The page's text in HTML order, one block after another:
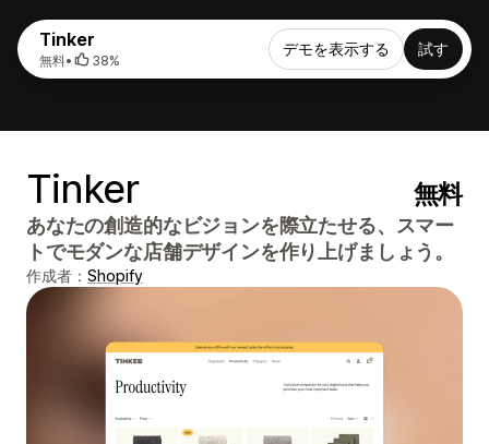
Tinker
無料• 38%
デモを表示する 試す
Tinker 無料
あなたの創造的なビジョンを際立たせる、スマー
トでモダンな店舗デザインを作り上げましょう。
作成者： Shopify